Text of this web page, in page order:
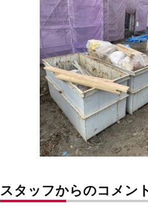
スタッフからのコメン